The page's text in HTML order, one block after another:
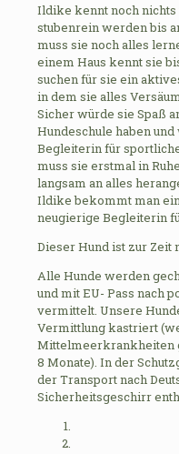
Ildike kennt noch
stubenrein werden bis
muss sie noch alles
einem Haus kennt sie
suchen für sie ein
in dem sie alles
Sicher würde sie Spaß
Hundeschule haben
Begleiterin für
muss sie erstmal in
langsam an alles
Ildike bekommt man
neugierige Begleiterin
Dieser Hund ist zur Zeit
Alle Hunde werden
und mit EU- Pass nach
vermittelt. Unsere
Vermittlung kastriert
Mittelmeerkrankheiten
8 Monate). In der
der Transport nach
Sicherheitsgeschirr